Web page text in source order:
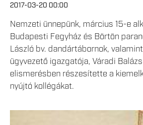
2017-03-20 00:00
Nemzeti ünnepünk, március 15-e
Budapesti Fegyház és Börtön
László bv. dandártábornok,
ügyvezető igazgatója, Váradi
elismerésben részesítette a
nyújtó kollégákat.